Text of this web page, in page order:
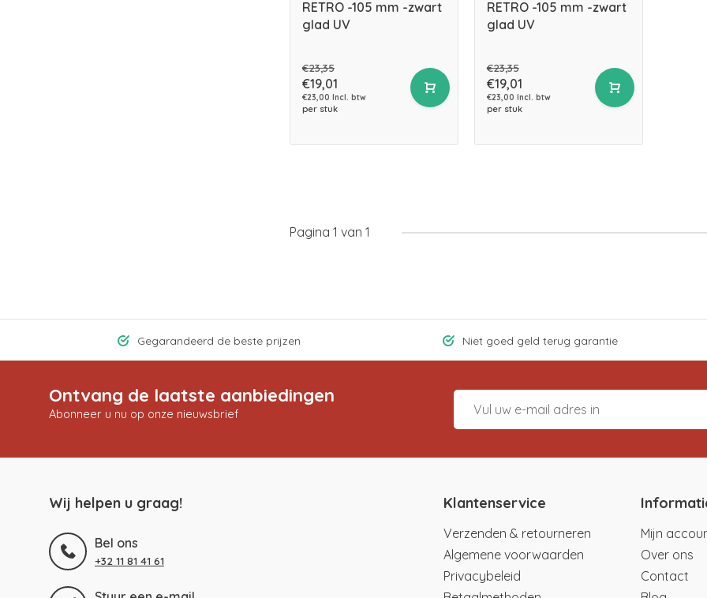
RETRO -105 mm -zwart
glad UV
€23,35
€19,01
€23,00 Incl. btw
per stuk
RETRO -105 mm -zwart
glad UV
€23,35
€19,01
€23,00 Incl. btw
per stuk
Pagina 1 van 1
Gegarandeerd de beste prijzen Niet goed geld terug garantie
Ontvang de laatste aanbiedingen
Abonneer u nu op onze nieuwsbrief
Wij helpen u graag!
Bel ons
+32 11 81 41 61
Klantenservice
Verzenden & retourneren
Algemene voorwaarden
Privacybeleid
Mijn
Over ons
Contact